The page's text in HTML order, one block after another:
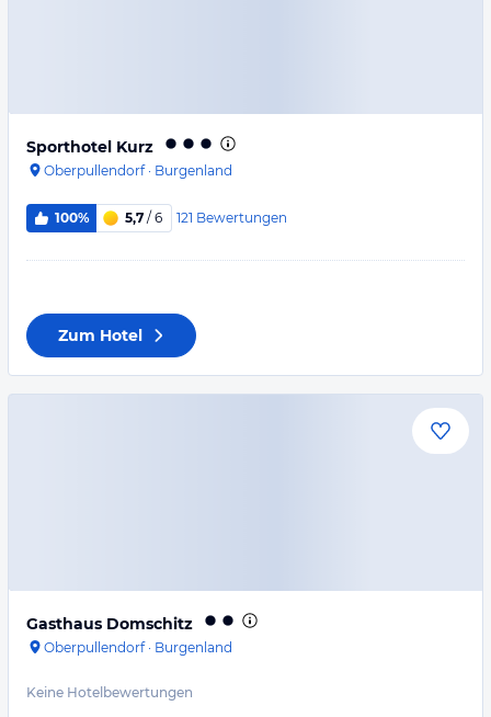
Sporthotel Kurz
Oberpullendorf· Burgenland
100% 5,7 / 6 121 Bewertungen
Zum Hotel
Gasthaus Domschitz
Oberpullendorf· Burgenland
Keine Hotelbewertungen